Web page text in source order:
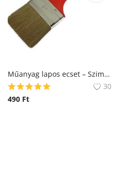
Műanyag lapos ecset – Szimpla
30
490 Ft